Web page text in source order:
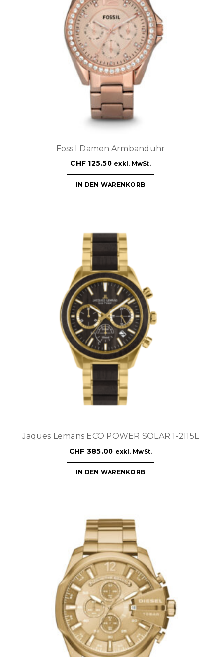
Fossil Damen Armbanduhr
CHF 125.50 exkl. MwSt.
IN DEN WARENKORB
Jaques Lemans ECO POWER SOLAR 1-2115L
CHF 385.00 exkl. MwSt.
IN DEN WARENKORB